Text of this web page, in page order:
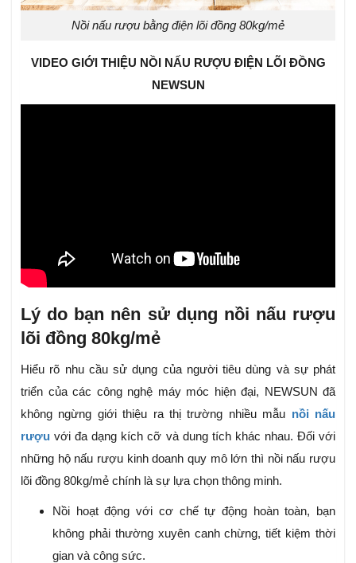
Nồi nấu rượu bằng điện lõi đồng 80kg/mẻ
VIDEO GIỚI THIỆU NỒI NẤU RƯỢU ĐIỆN LÕI ĐỒNG
NEWSUN
Lý do bạn nên sử dụng nồi nấu rượu
lõi đồng 80kg/mẻ
Hiểu rõ nhu cầu sử dụng của người tiêu dùng và sự phát
triển của các công nghệ máy móc hiện đại, NEWSUN đã
không ngừng giới thiệu ra thị trường nhiều mẫu nồi nấu
rượu với đa dạng kích cỡ và dung tích khác nhau. Đối với
những hộ nấu rượu kinh doanh quy mô lớn thì nồi nấu rượu
lõi đồng 80kg/mẻ chính là sự lựa chọn thông minh.
Nồi hoạt động với cơ chế tự động hoàn toàn, bạn
không phải thường xuyên canh chừng, tiết kiệm thời
gian và công sức.